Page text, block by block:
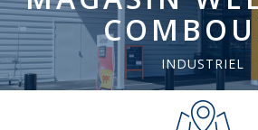
INDUSTRIEL